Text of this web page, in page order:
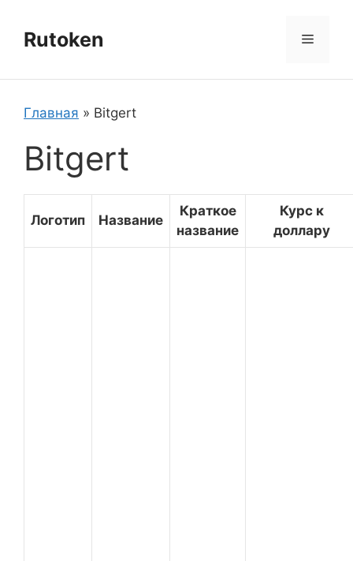
содержимому
Rutoken Меню
Главная » Bitgert
Bitgert
Логотип Название
Краткое
название
Курс к
доллару